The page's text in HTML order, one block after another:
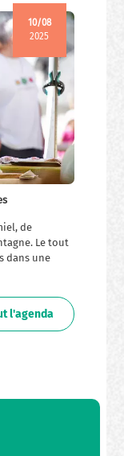
10/08
2025
de
Le tout
dans une
l'agenda